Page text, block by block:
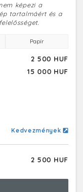
képezi a
tartalmáért és a
Papír
2 500 HUF
15 000 HUF
Kedvezmények
2 500 HUF